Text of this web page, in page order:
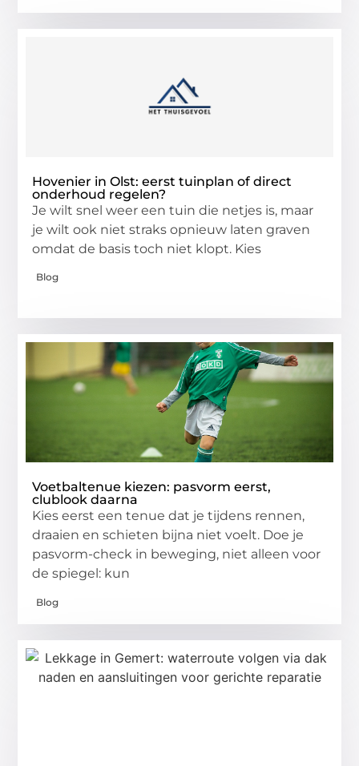
Hovenier in Olst: eerst tuinplan of direct
onderhoud regelen?
Je wilt snel weer een tuin die netjes is, maar
je wilt ook niet straks opnieuw laten graven
omdat de basis toch niet klopt. Kies
Blog
Voetbaltenue kiezen: pasvorm eerst,
clublook daarna
Kies eerst een tenue dat je tijdens rennen,
draaien en schieten bijna niet voelt. Doe je
pasvorm-check in beweging, niet alleen voor
de spiegel: kun
Blog